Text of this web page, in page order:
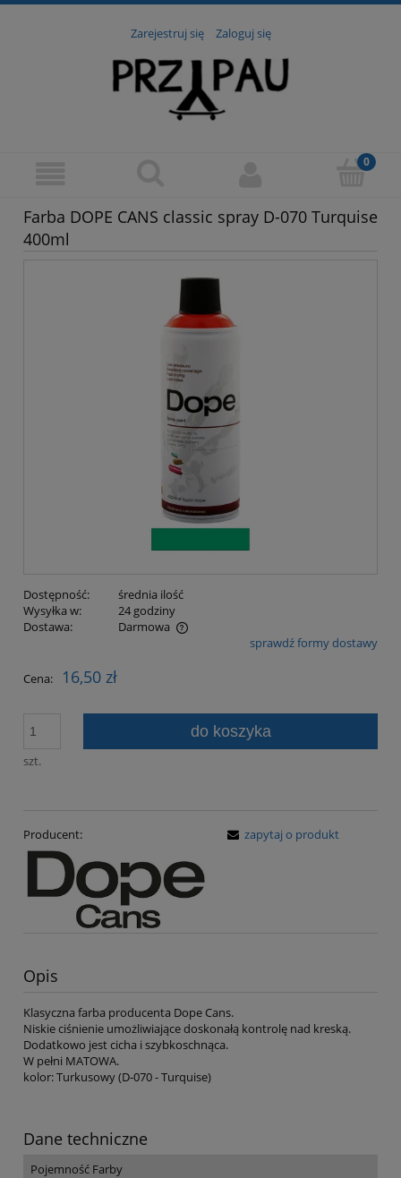
Zarejestruj się Zaloguj się
Farba DOPE CANS classic spray D-070 Turquise
400ml
Dostępność:
średnia ilość
Wysyłka w:
24 godziny
Dostawa:
Darmowa
Cena nie zawiera ewentualnych kosztów płatnościsprawdź formy dostawy
Cena: 16,50 zł
szt.
do koszyka
Producent: zapytaj o produkt
Opis
Klasyczna farba producenta Dope Cans.
Niskie ciśnienie umożliwiające doskonałą kontrolę nad kreską.
Dodatkowo jest cicha i szybkoschnąca.
W pełni MATOWA.
kolor: Turkusowy (D-070 - Turquise)
Dane techniczne
Pojemność Farby